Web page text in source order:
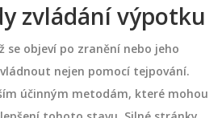
zvládání výpotku
se objeví po zranění nebo jeho
nejen pomocí tejpování.
účinným metodám, které mohou